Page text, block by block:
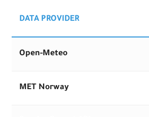
DATA PROVIDER
Open-Meteo
MET Norway